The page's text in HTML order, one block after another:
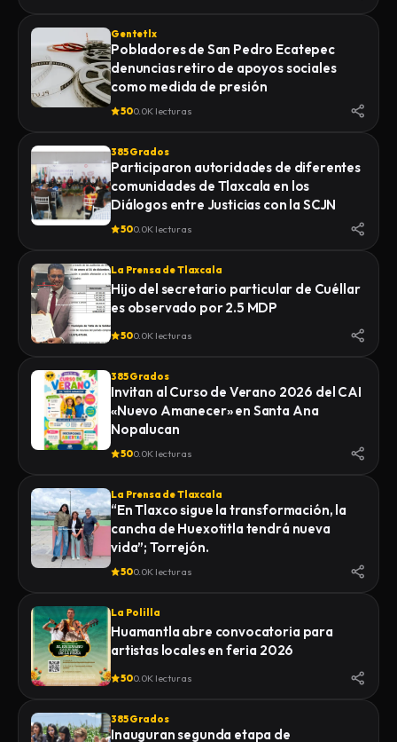
Gentetlx
Pobladores de San Pedro Ecatepec
denuncias retiro de apoyos sociales
como medida de presión
500.0K lecturas
385 Grados
Participaron autoridades de diferentes
comunidades de Tlaxcala en los
Diálogos entre Justicias con la SCJN
500.0K lecturas
La Prensa de Tlaxcala
Hijo del secretario particular de Cuéllar
es observado por 2.5 MDP
500.0K lecturas
385 Grados
Invitan al Curso de Verano 2026 del CAI
«Nuevo Amanecer» en Santa Ana
Nopalucan
500.0K lecturas
La Prensa de Tlaxcala
“En Tlaxco sigue la transformación, la
cancha de Huexotitla tendrá nueva
vida”; Torrejón.
500.0K lecturas
La Polilla
Huamantla abre convocatoria para
artistas locales en feria 2026
500.0K lecturas
385 Grados
Inauguran segunda etapa de